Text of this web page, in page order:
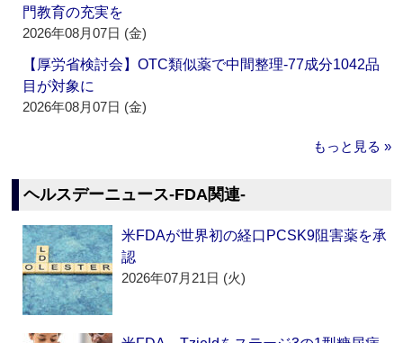
門教育の充実を
2026年08月07日 (金)
【厚労省検討会】OTC類似薬で中間整理‐77成分1042品
目が対象に
2026年08月07日 (金)
もっと見る »
ヘルスデーニュース‐FDA関連‐
米FDAが世界初の経口PCSK9阻害薬を承
認
2026年07月21日 (火)